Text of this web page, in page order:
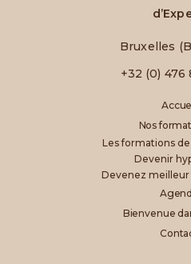
Nos
Les formations
Devenir
Devenez
Bienvenue
Bruxelles
+32 (0) 476